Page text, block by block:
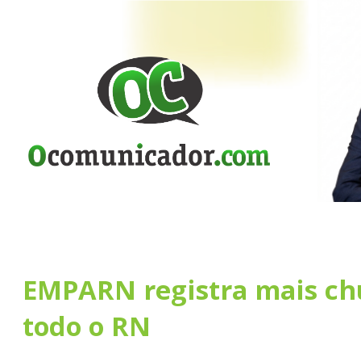
EMPARN registra mais
todo o RN